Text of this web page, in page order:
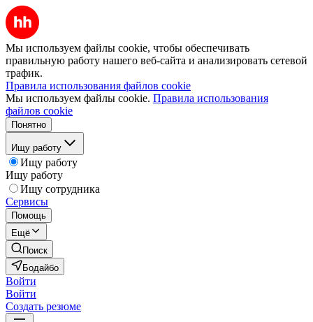
Мы используем файлы cookie, чтобы обеспечивать
правильную работу нашего веб-сайта и анализировать сетевой
трафик.
Правила использования файлов cookie
Мы используем файлы cookie. Правила использования
файлов cookie
Понятно
Ищу работу
Ищу работу
Ищу работу
Ищу сотрудника
Сервисы
Помощь
Ещё
Поиск
Бодайбо
Войти
Войти
Создать резюме